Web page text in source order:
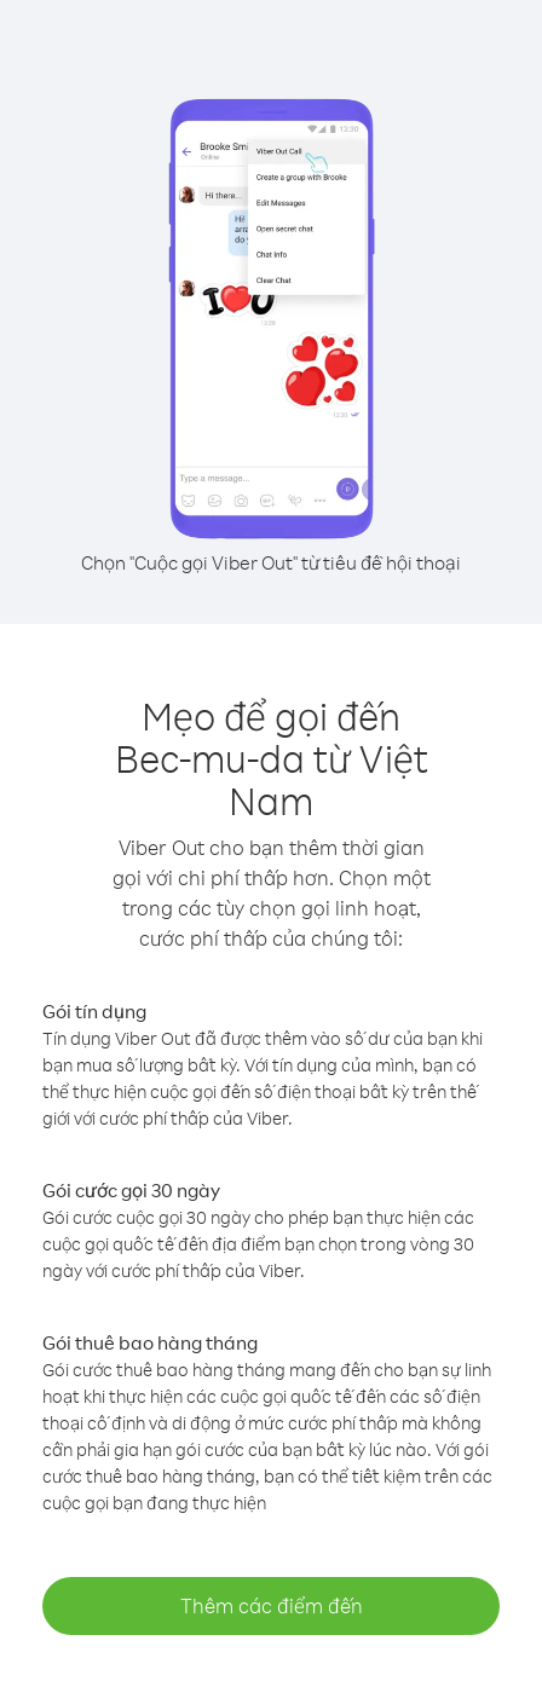
Chọn "Cuộc gọi Viber Out" từ tiêu đề hội thoại
Mẹo để gọi đến
Bec-mu-da từ Việt
Nam
Viber Out cho bạn thêm thời gian
gọi với chi phí thấp hơn. Chọn một
trong các tùy chọn gọi linh hoạt,
cước phí thấp của chúng tôi:
Gói tín dụng
Tín dụng Viber Out đã được thêm vào số dư của bạn khi
bạn mua số lượng bất kỳ. Với tín dụng của mình, bạn có
thể thực hiện cuộc gọi đến số điện thoại bất kỳ trên thế
giới với cước phí thấp của Viber.
Gói cước gọi 30 ngày
Gói cước cuộc gọi 30 ngày cho phép bạn thực hiện các
cuộc gọi quốc tế đến địa điểm bạn chọn trong vòng 30
ngày với cước phí thấp của Viber.
Gói thuê bao hàng tháng
Gói cước thuê bao hàng tháng mang đến cho bạn sự linh
hoạt khi thực hiện các cuộc gọi quốc tế đến các số điện
thoại cố định và di động ở mức cước phí thấp mà không
cần phải gia hạn gói cước của bạn bất kỳ lúc nào. Với gói
cước thuê bao hàng tháng, bạn có thể tiết kiệm trên các
cuộc gọi bạn đang thực hiện
Thêm các điểm đến